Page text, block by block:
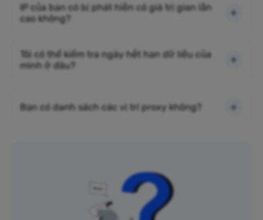
IP của bạn có bị phát hiện có giá trị gian lận
cao không?
Tôi có thể kiểm tra ngày hết hạn dữ liệu của
mình ở đâu?
Bạn có danh sách các vị trí proxy không?